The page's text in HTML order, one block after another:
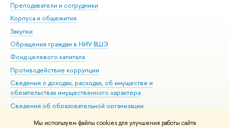
Мы используем файлы cookies для улучшения работы сайта
Преподаватели и сотрудники
Корпуса и общежития
Закупки
Обращения граждан в НИУ ВШЭ
Фонд целевого капитала
Противодействие коррупции
Сведения о доходах, расходах, об имуществе и
обязательствах имущественного характера
Сведения об образовательной организации
Людям с ограниченными возможностями здоровья